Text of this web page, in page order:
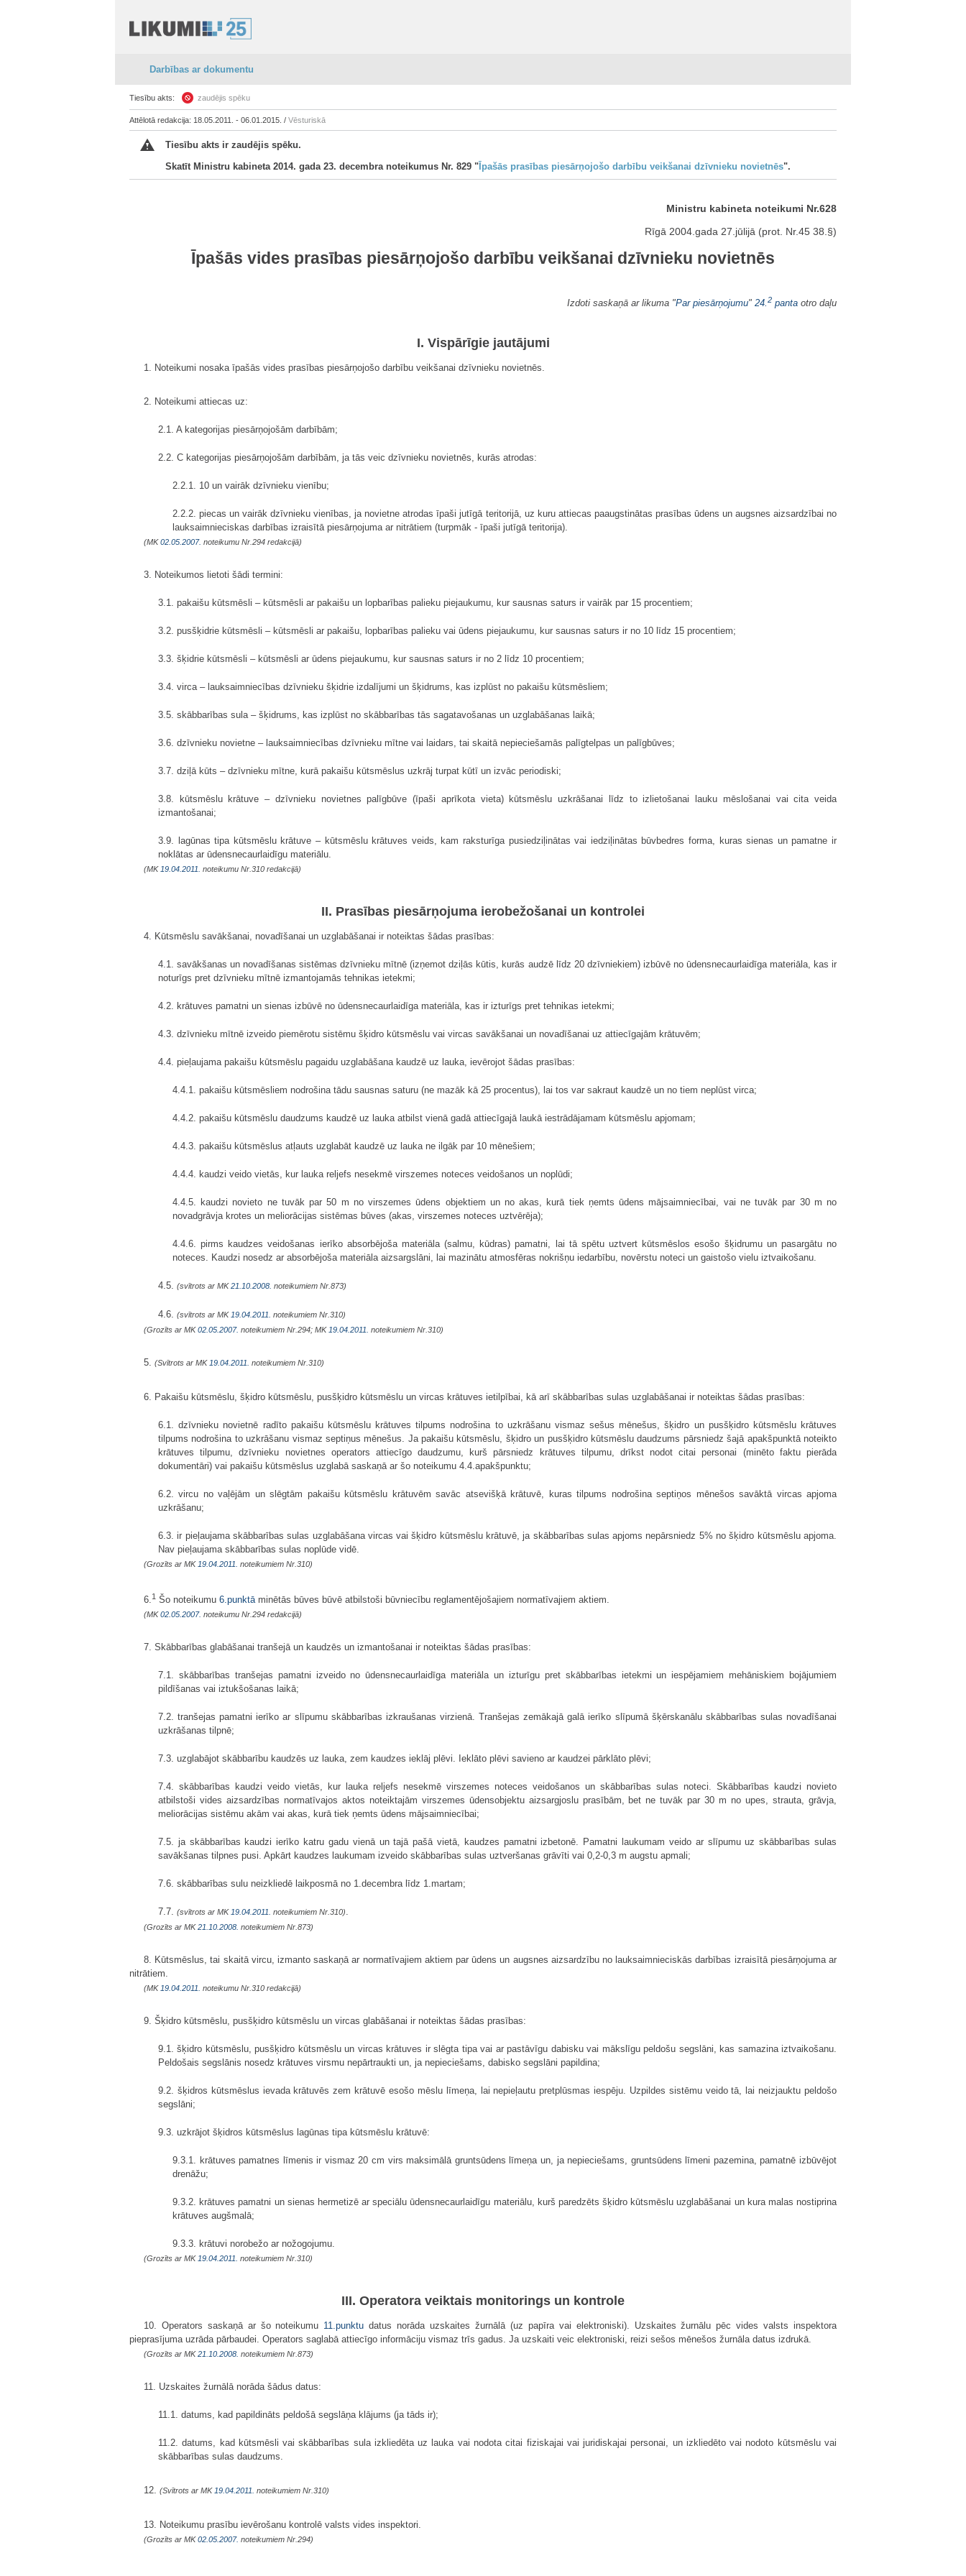
Darbības ar dokumentu
Tiesību akts: zaudējis spēku
Attēlotā redakcija: 18.05.2011. - 06.01.2015. / Vēsturiskā
Tiesību akts ir zaudējis spēku.
Skatīt Ministru kabineta 2014. gada 23. decembra noteikumus Nr. 829 " Īpašās prasības piesārņojošo darbību veikšanai dzīvnieku novietnēs".
Ministru kabineta noteikumi Nr.628
Rīgā 2004.gada 27.jūlijā (prot. Nr.45 38.§)
Īpašās vides prasības piesārņojošo darbību veikšanai dzīvnieku novietnēs
Izdoti saskaņā ar likuma "Par piesārņojumu" 24.2 panta otro daļu
I. Vispārīgie jautājumi
1. Noteikumi nosaka īpašās vides prasības piesārņojošo darbību veikšanai dzīvnieku novietnēs.
2. Noteikumi attiecas uz:
2.1. A kategorijas piesārņojošām darbībām;
2.2. C kategorijas piesārņojošām darbībām, ja tās veic dzīvnieku novietnēs, kurās atrodas:
2.2.1. 10 un vairāk dzīvnieku vienību;
2.2.2. piecas un vairāk dzīvnieku vienības, ja novietne atrodas īpaši jutīgā teritorijā, uz kuru attiecas paaugstinātas prasības ūdens un augsnes aizsardzībai no
lauksaimnieciskas darbības izraisītā piesārņojuma ar nitrātiem (turpmāk - īpaši jutīgā teritorija).
(MK02.05.2007. noteikumu Nr.294 redakcijā)
3. Noteikumos lietoti šādi termini:
3.1. pakaišu kūtsmēsli – kūtsmēsli ar pakaišu un lopbarības palieku piejaukumu, kur sausnas saturs ir vairāk par 15 procentiem;
3.2. pusšķidrie kūtsmēsli – kūtsmēsli ar pakaišu, lopbarības palieku vai ūdens piejaukumu, kur sausnas saturs ir no 10 līdz 15 procentiem;
3.3. šķidrie kūtsmēsli – kūtsmēsli ar ūdens piejaukumu, kur sausnas saturs ir no 2 līdz 10 procentiem;
3.4. virca – lauksaimniecības dzīvnieku šķidrie izdalījumi un šķidrums, kas izplūst no pakaišu kūtsmēsliem;
3.5. skābbarības sula – šķidrums, kas izplūst no skābbarības tās sagatavošanas un uzglabāšanas laikā;
3.6. dzīvnieku novietne – lauksaimniecības dzīvnieku mītne vai laidars, tai skaitā nepieciešamās palīgtelpas un palīgbūves;
3.7. dziļā kūts – dzīvnieku mītne, kurā pakaišu kūtsmēslus uzkrāj turpat kūtī un izvāc periodiski;
3.8. kūtsmēslu krātuve – dzīvnieku novietnes palīgbūve (īpaši aprīkota vieta) kūtsmēslu uzkrāšanai līdz to izlietošanai lauku mēslošanai vai cita veida
izmantošanai;
3.9. lagūnas tipa kūtsmēslu krātuve – kūtsmēslu krātuves veids, kam raksturīga pusiedziļinātas vai iedziļinātas būvbedres forma, kuras sienas un pamatne ir
noklātas ar ūdensnecaurlaidīgu materiālu.
(MK 19.04.2011. noteikumu Nr.310 redakcijā)
II. Prasības piesārņojuma ierobežošanai un kontrolei
4. Kūtsmēslu savākšanai, novadīšanai un uzglabāšanai ir noteiktas šādas prasības:
4.1. savākšanas un novadīšanas sistēmas dzīvnieku mītnē (izņemot dziļās kūtis, kurās audzē līdz 20 dzīvniekiem) izbūvē no ūdensnecaurlaidīga materiāla, kas ir
noturīgs pret dzīvnieku mītnē izmantojamās tehnikas ietekmi;
4.2. krātuves pamatni un sienas izbūvē no ūdensnecaurlaidīga materiāla, kas ir izturīgs pret tehnikas ietekmi;
4.3. dzīvnieku mītnē izveido piemērotu sistēmu šķidro kūtsmēslu vai vircas savākšanai un novadīšanai uz attiecīgajām krātuvēm;
4.4. pieļaujama pakaišu kūtsmēslu pagaidu uzglabāšana kaudzē uz lauka, ievērojot šādas prasības:
4.4.1. pakaišu kūtsmēsliem nodrošina tādu sausnas saturu (ne mazāk kā 25 procentus), lai tos var sakraut kaudzē un no tiem neplūst virca;
4.4.2. pakaišu kūtsmēslu daudzums kaudzē uz lauka atbilst vienā gadā attiecīgajā laukā iestrādājamam kūtsmēslu apjomam;
4.4.3. pakaišu kūtsmēslus atļauts uzglabāt kaudzē uz lauka ne ilgāk par 10 mēnešiem;
4.4.4. kaudzi veido vietās, kur lauka reljefs nesekmē virszemes noteces veidošanos un noplūdi;
4.4.5. kaudzi novieto ne tuvāk par 50 m no virszemes ūdens objektiem un no akas, kurā tiek ņemts ūdens mājsaimniecībai, vai ne tuvāk par 30 m no
novadgrāvja krotes un meliorācijas sistēmas būves (akas, virszemes noteces uztvērēja);
4.4.6. pirms kaudzes veidošanas ierīko absorbējoša materiāla (salmu, kūdras) pamatni, lai tā spētu uztvert kūtsmēslos esošo šķidrumu un pasargātu no
noteces. Kaudzi nosedz ar absorbējoša materiāla aizsargslāni, lai mazinātu atmosfēras nokrišņu iedarbību, novērstu noteci un gaistošo vielu iztvaikošanu.
4.5. (svītrots ar MK21.10.2008. noteikumiem Nr.873)
4.6. (svītrots ar MK 19.04.2011. noteikumiem Nr.310)
(Grozīts ar MK02.05.2007. noteikumiem Nr.294; MK 19.04.2011. noteikumiem Nr.310)
5. (Svītrots ar MK 19.04.2011. noteikumiem Nr.310)
6. Pakaišu kūtsmēslu, šķidro kūtsmēslu, pusšķidro kūtsmēslu un vircas krātuves ietilpībai, kā arī skābbarības sulas uzglabāšanai ir noteiktas šādas prasības:
6.1. dzīvnieku novietnē radīto pakaišu kūtsmēslu krātuves tilpums nodrošina to uzkrāšanu vismaz sešus mēnešus, šķidro un pusšķidro kūtsmēslu krātuves
tilpums nodrošina to uzkrāšanu vismaz septiņus mēnešus. Ja pakaišu kūtsmēslu, šķidro un pusšķidro kūtsmēslu daudzums pārsniedz šajā apakšpunktā noteikto
krātuves tilpumu, dzīvnieku novietnes operators attiecīgo daudzumu, kurš pārsniedz krātuves tilpumu, drīkst nodot citai personai (minēto faktu pierāda
dokumentāri) vai pakaišu kūtsmēslus uzglabā saskaņā ar šo noteikumu 4.4.apakšpunktu;
6.2. vircu no vaļējām un slēgtām pakaišu kūtsmēslu krātuvēm savāc atsevišķā krātuvē, kuras tilpums nodrošina septiņos mēnešos savāktā vircas apjoma
uzkrāšanu;
6.3. ir pieļaujama skābbarības sulas uzglabāšana vircas vai šķidro kūtsmēslu krātuvē, ja skābbarības sulas apjoms nepārsniedz 5% no šķidro kūtsmēslu apjoma.
Nav pieļaujama skābbarības sulas noplūde vidē.
(Grozīts ar MK 19.04.2011. noteikumiem Nr.310)
6. 1 Šo noteikumu 6.punktā minētās būves būvē atbilstoši būvniecību reglamentējošajiem normatīvajiem aktiem.
(MK02.05.2007. noteikumu Nr.294 redakcijā)
7. Skābbarības glabāšanai tranšejā un kaudzēs un izmantošanai ir noteiktas šādas prasības:
7.1. skābbarības tranšejas pamatni izveido no ūdensnecaurlaidīga materiāla un izturīgu pret skābbarības ietekmi un iespējamiem mehāniskiem bojājumiem
pildīšanas vai iztukšošanas laikā;
7.2. tranšejas pamatni ierīko ar slīpumu skābbarības izkraušanas virzienā. Tranšejas zemākajā galā ierīko slīpumā šķērskanālu skābbarības sulas novadīšanai
uzkrāšanas tilpnē;
7.3. uzglabājot skābbarību kaudzēs uz lauka, zem kaudzes ieklāj plēvi. Ieklāto plēvi savieno ar kaudzei pārklāto plēvi;
7.4. skābbarības kaudzi veido vietās, kur lauka reljefs nesekmē virszemes noteces veidošanos un skābbarības sulas noteci. Skābbarības kaudzi novieto
atbilstoši vides aizsardzības normatīvajos aktos noteiktajām virszemes ūdensobjektu aizsargjoslu prasībām, bet ne tuvāk par 30 m no upes, strauta, grāvja,
meliorācijas sistēmu akām vai akas, kurā tiek ņemts ūdens mājsaimniecībai;
7.5. ja skābbarības kaudzi ierīko katru gadu vienā un tajā pašā vietā, kaudzes pamatni izbetonē. Pamatni laukumam veido ar slīpumu uz skābbarības sulas
savākšanas tilpnes pusi. Apkārt kaudzes laukumam izveido skābbarības sulas uztveršanas grāvīti vai 0,2-0,3 m augstu apmali;
7.6. skābbarības sulu neizkliedē laikposmā no 1.decembra līdz 1.martam;
7.7. (svītrots ar MK 19.04.2011. noteikumiem Nr.310)
(Grozīts ar MK21.10.2008. noteikumiem Nr.873)
8. Kūtsmēslus, tai skaitā vircu, izmanto saskaņā ar normatīvajiem aktiem par ūdens un augsnes aizsardzību no lauksaimnieciskās darbības izraisītā piesārņojuma ar
nitrātiem.
(MK 19.04.2011. noteikumu Nr.310 redakcijā)
9. Šķidro kūtsmēslu, pusšķidro kūtsmēslu un vircas glabāšanai ir noteiktas šādas prasības:
9.1. šķidro kūtsmēslu, pusšķidro kūtsmēslu un vircas krātuves ir slēgta tipa vai ar pastāvīgu dabisku vai mākslīgu peldošu segslāni, kas samazina iztvaikošanu.
Peldošais segslānis nosedz krātuves virsmu nepārtraukti un, ja nepieciešams, dabisko segslāni papildina;
9.2. šķidros kūtsmēslus ievada krātuvēs zem krātuvē esošo mēslu līmeņa, lai nepieļautu pretplūsmas iespēju. Uzpildes sistēmu veido tā, lai neizjauktu peldošo
segslāni;
9.3. uzkrājot šķidros kūtsmēslus lagūnas tipa kūtsmēslu krātuvē:
9.3.1. krātuves pamatnes līmenis ir vismaz 20 cm virs maksimālā gruntsūdens līmeņa un, ja nepieciešams, gruntsūdens līmeni pazemina, pamatnē izbūvējot
drenāžu;
9.3.2. krātuves pamatni un sienas hermetizē ar speciālu ūdensnecaurlaidīgu materiālu, kurš paredzēts šķidro kūtsmēslu uzglabāšanai un kura malas nostiprina
krātuves augšmalā;
9.3.3. krātuvi norobežo ar nožogojumu.
(Grozīts ar MK 19.04.2011. noteikumiem Nr.310)
III. Operatora veiktais monitorings un kontrole
10. Operators saskaņā ar šo noteikumu 11.punktu datus norāda uzskaites žurnālā (uz papīra vai elektroniski). Uzskaites žurnālu pēc vides valsts inspektora
pieprasījuma uzrāda pārbaudei. Operators saglabā attiecīgo informāciju vismaz trīs gadus. Ja uzskaiti veic elektroniski, reizi sešos mēnešos žurnāla datus izdrukā.
(Grozīts ar MK21.10.2008. noteikumiem Nr.873)
11. Uzskaites žurnālā norāda šādus datus:
11.1. datums, kad papildināts peldošā segslāņa klājums (ja tāds ir);
11.2. datums, kad kūtsmēsli vai skābbarības sula izkliedēta uz lauka vai nodota citai fiziskajai vai juridiskajai personai, un izkliedēto vai nodoto kūtsmēslu vai
skābbarības sulas daudzums.
12. (Svītrots ar MK 19.04.2011. noteikumiem Nr.310)
13. Noteikumu prasību ievērošanu kontrolē valsts vides inspektori.
(Grozīts ar MK02.05.2007. noteikumiem Nr.294)